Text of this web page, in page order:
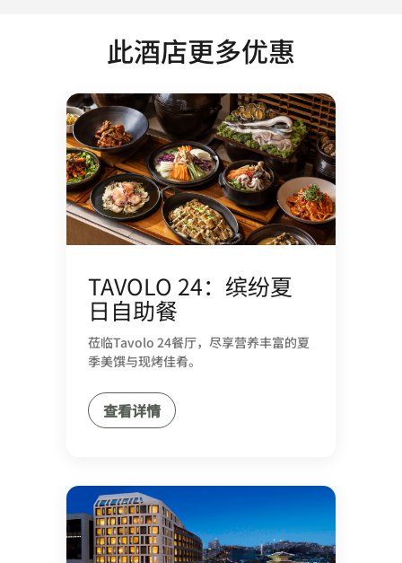
此酒店更多优惠
TAVOLO 24：缤纷夏
日自助餐
莅临Tavolo 24餐厅，尽享营养丰富的夏
季美馔与现烤佳肴。
查看详情